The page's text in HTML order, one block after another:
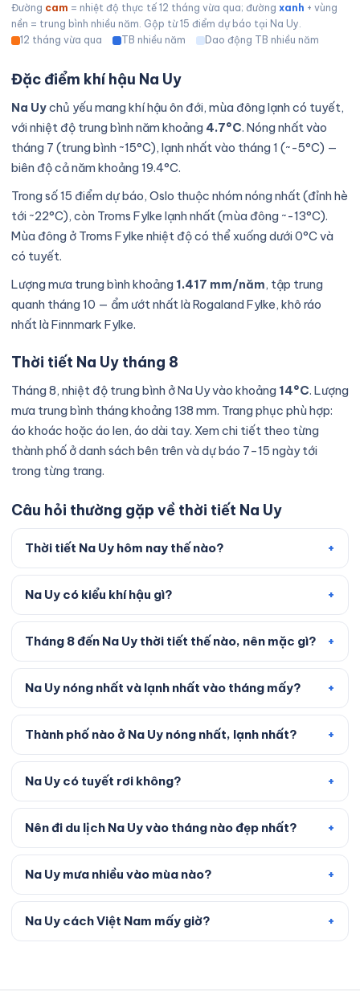
Đường cam = nhiệt độ thực tế 12 tháng vừa qua; đường xanh + vùng
nền = trung bình nhiều năm. Gộp từ 15 điểm dự báo tại Na Uy.
12 tháng vừa qua
TB nhiều năm Dao động TB nhiều năm
Đặc điểm khí hậu Na Uy
Na Uychủ yếu mang khí hậu ôn đới, mùa đông lạnh có tuyết,
với nhiệt độ trung bình năm khoảng 4.7°C. Nóng nhất vào
tháng 7 (trung bình ~15°C), lạnh nhất vào tháng 1 (~-5°C) —
biên độ cả năm khoảng 19.4°C.
Trong số 15 điểm dự báo, Oslo thuộc nhóm nóng nhất (đỉnh hè
tới ~22°C), còn Troms Fylke lạnh nhất (mùa đông ~-13°C).
Mùa đông ở Troms Fylke nhiệt độ có thể xuống dưới 0°C và
có tuyết.
Lượng mưa trung bình khoảng 1.417 mm/năm, tập trung
quanh tháng 10 — ẩm ướt nhất là Rogaland Fylke, khô ráo
nhất là Finnmark Fylke.
Thời tiết Na Uy tháng 8
Tháng 8, nhiệt độ trung bình ở Na Uy vào khoảng 14°C. Lượng
mưa trung bình tháng khoảng 138 mm. Trang phục phù hợp:
áo khoác hoặc áo len, áo dài tay. Xem chi tiết theo từng
thành phố ở danh sách bên trên và dự báo 7–15 ngày tới
trong từng trang.
Câu hỏi thường gặp về thời tiết Na Uy
Thời tiết Na Uy hôm nay thế nào?
Na Uy có kiểu khí hậu gì?
Tháng 8 đến Na Uy thời tiết thế nào, nên mặc gì?
Na Uy nóng nhất và lạnh nhất vào tháng mấy?
Thành phố nào ở Na Uy nóng nhất, lạnh nhất?
Na Uy có tuyết rơi không?
Nên đi du lịch Na Uy vào tháng nào đẹp nhất?
Na Uy mưa nhiều vào mùa nào?
Na Uy cách Việt Nam mấy giờ?